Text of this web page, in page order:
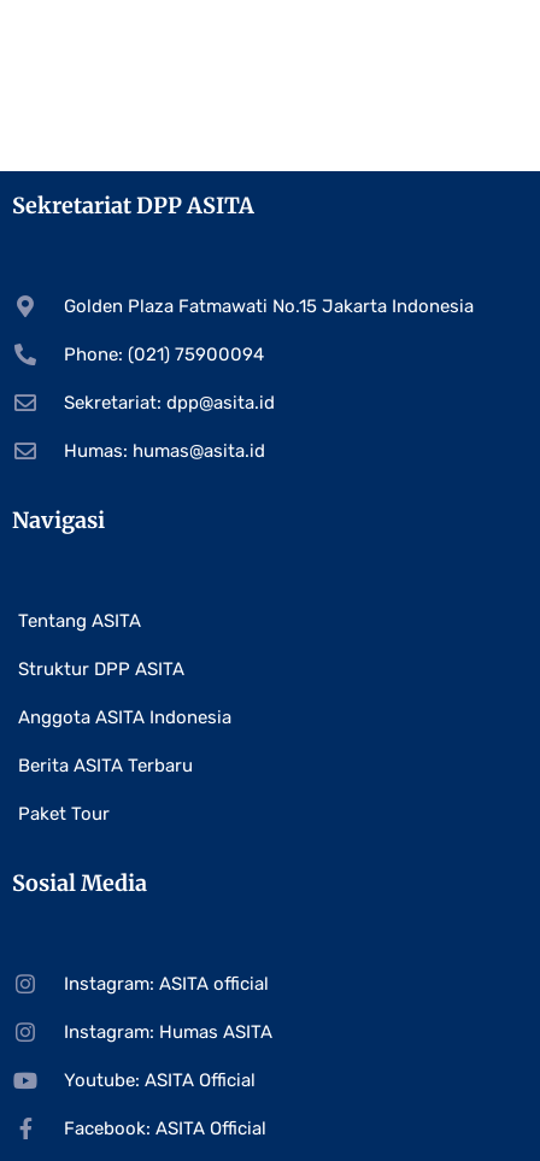
Sekretariat DPP ASITA
Golden Plaza Fatmawati No.15 Jakarta Indonesia
Phone: (021) 75900094
Sekretariat: dpp@asita.id
Humas: humas@asita.id
Navigasi
Tentang ASITA
Struktur DPP ASITA
Anggota ASITA Indonesia
Berita ASITA Terbaru
Paket Tour
Sosial Media
Instagram: ASITA official
Instagram: Humas ASITA
Youtube: ASITA Official
Facebook: ASITA Official